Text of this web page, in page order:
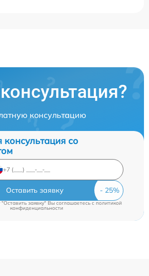
консультацию
консультация со
Оставить заявку
заявку" Вы соглашаетесь cполитикой
конфиденциальности